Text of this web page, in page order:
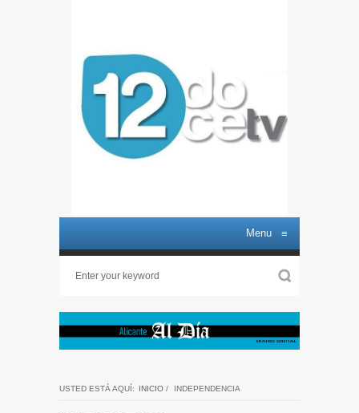
Menu ≡
USTED ESTÁ AQUÍ: INICIO / INDEPENDENCIA